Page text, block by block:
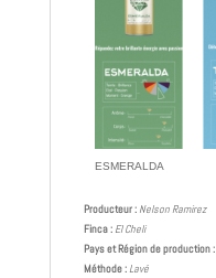
ESMERALDA
Producteur : Nelson Ramirez
Finca : El Cheli
Pays et Région de production :
Méthode :Lavé